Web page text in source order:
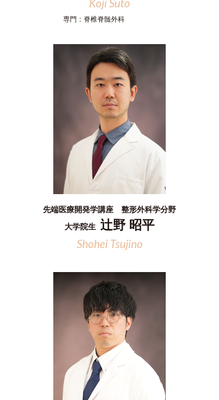
専門： 脊椎脊髄外科
先端医療開発学講座 整形外科学分野
大学院生 辻野 昭平
Shohei Tsujino